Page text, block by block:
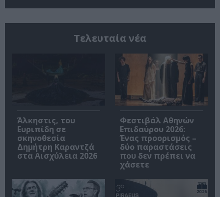
Τελευταία νέα
Άλκηστις, του
Ευριπίδη σε
σκηνοθεσία
Δημήτρη Καραντζά
στα Αισχύλεια 2026
Φεστιβάλ Αθηνών
Επιδαύρου 2026:
Ένας προορισμός –
δύο παραστάσεις
που δεν πρέπει να
χάσετε